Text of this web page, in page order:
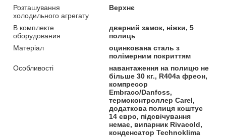
Розташування
холодильного агрегату
Верхнє
В комплекте
оборудования
дверний замок, ніжки, 5
полиць
Матеріал
оцинкована сталь з
полімерним покриттям
Особливості
навантаження на полицю не
більше 30 кг., R404a фреон,
компресор
Embraco/Danfoss,
термоконтроллер Carel,
додаткова полиця коштує
14 євро, підсвічування
немає, випарник Rivacold,
конденсатор Technoklima